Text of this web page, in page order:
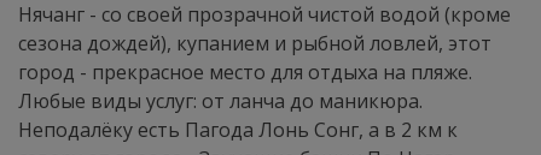
Нячанг - со своей прозрачной чистой водой (кроме
сезона дождей), купанием и рыбной ловлей, этот
город - прекрасное место для отдыха на пляже.
Любые виды услуг: от ланча до маникюра.
Неподалёку есть Пагода Лонь Сонг, а в 2 км к